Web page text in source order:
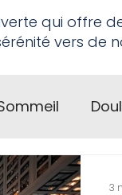
qui offre
vers de
3